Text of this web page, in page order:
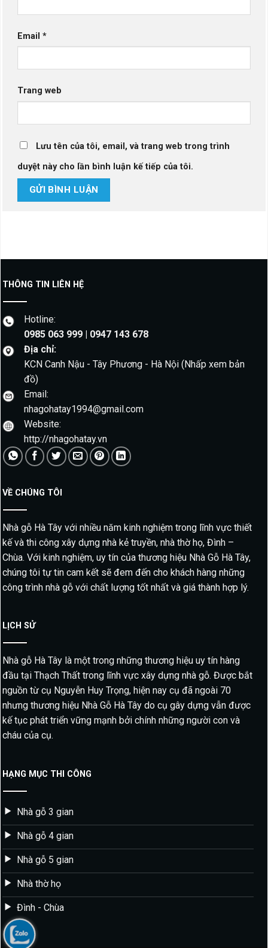
Email *
Trang web
Lưu tên của tôi, email, và trang web trong trình
duyệt này cho lần bình luận kế tiếp của tôi.
THÔNG TIN LIÊN HỆ
Hotline:
0985 063 999 | 0947 143 678
Địa chỉ:
KCN Canh Nậu - Tây Phương - Hà Nội (Nhấp xem bản
đồ)
Email:
nhagohatay1994@gmail.com
Website:
http://nhagohatay.vn
VỀ CHÚNG TÔI
Nhà gỗ Hà Tây với nhiều năm kinh nghiệm trong lĩnh vực thiết
kế và thi công xây dựng nhà kẻ truyền, nhà thờ họ, Đình –
Chùa. Với kinh nghiệm, uy tín của thương hiệu Nhà Gỗ Hà Tây,
chúng tôi tự tin cam kết sẽ đem đến cho khách hàng những
công trình nhà gỗ với chất lượng tốt nhất và giá thành hợp lý.
LỊCH SỬ
Nhà gỗ Hà Tây là một trong những thương hiệu uy tín hàng
đầu tại Thạch Thất trong lĩnh vực xây dựng nhà gỗ. Được bắt
nguồn từ cụ Nguyễn Huy Trọng, hiện nay cụ đã ngoài 70
nhưng thương hiệu Nhà Gỗ Hà Tây do cụ gây dựng vẫn được
kế tục phát triển vững mạnh bởi chính những người con và
cháu của cụ.
HẠNG MỤC THI CÔNG
Nhà gỗ 3 gian
Nhà gỗ 4 gian
Nhà gỗ 5 gian
Nhà thờ họ
Đình - Chùa